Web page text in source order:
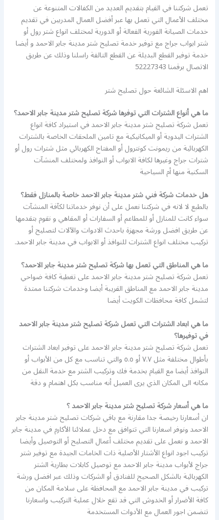
تعمل شركتنا في القيام بتقديم العديد من الكفالات المتنوعة عن
مختلف الأعمال التي تعمل بها عبر أفضل العمال المدربين في تقديم
خدمات الصيانة الفورية الفعالة أو الدورية لمختلف انواع شتر رول أو
شتر ابواب جراج مع توفير خدمة تصليح شتر مدينة جابر الاحمد و أيضا
خدمة توفير القطع البديلة عن القطع التالفة راسلنا وذلك عن طريق
الاتصال برقمنا 52227343
اهم الاسئلة الشائعة حول تصليح شتر
ما هي أنواع الشترات التي توفرها شركة تصليح شتر مدينة جابر الاحمد؟
تعمل شركة تصليح شتر مدينة جابر الاحمد في استيراد كافة انواع
الشترات اليدوية أو الميكانيكية مع تامين الملحقات الخاصة بالشترات
الكهربائية من ريمونت كونترول أو المفتاح الكهربائي مثل شترات رول أو
شترات جراج وغيرها لكافة الابواب أو النوافذ ولمختلف المنشآت
السكنية منها أم السياحية
هل خدمات شركة فني شتر مدينة جابر الاحمد خاصة بالمنازل فقط؟
بالطبع لا لانه في شركتنا نعمل على أن نوفر خدماتنا لكآفة المنشآت
سواء كانت للمنازل أو للمطاعم أو السفارات أو المقاهي و نقوم بتقدمها
عن طريق افضل ورشة مجهزة باحدث الادوات والآلات لتصليح أو
تركيب مختلف انواع الشترات للنوافذ أو الابواب في مدينة جابر الاحمد.
ما هي المناطق التي تعمل بها شركة تصليح شتر مدينة جابر الاحمد؟
تعمل شركة تصليح شتر مدينة جابر الاحمد على تغطية كافة ضواحي
مدينة جابر الاحمد مع المناطق القريبة أيضا وخدمات شركتنا ممتدة
لتشمل كافة محافظات الكويت أيضا
ما هي ابعاد الشترات التي تعمل شركة تصليح شتر مدينة جابر الاحمد
في توفيرها؟
تعمل شركة تصليح شتر مدينة جابر الاحمد على توفير ابعاد الشترات
بأطوال مختلفة مثل ٧.٧ أو ٥.٥ والتي تناسب مع كل من الأبواب أو
النوافذ أيضا مع القيام بخدمة فك وتركيب الشتر مع خدمة النقل من
مكانه الى المكان الذي يرى العميل أنه مناسب بكل اهتمام و دقة
ما هي أسعار شركة تصليح شتر مدينة جابر الاحمد ؟
ان أسعارنا رخيصة جدا مقارنة مع باقي شركات تصليح شتر مدينة جابر
الاحمد ونوفر اسعارنا التي تتوافق مع دخل عملائنا الأكارم في مدينة جابر
الاحمد و نعمل على تقديم مختلف أعمال التصليح أو التوصيل وأيضا
تركيب اجود انواع الأشتار الأصلية ذات الخامات الجيدة مع توفير شتر
جراج لأبواب مدينة جابر الاحمد مع توصيل كابلات بطارية الشتر
الكهربائية بالشكل الصحيح للفنادق أو الشركات وذلك عبر افضل ورشة
تركيب في مدينة جابر الاحمد مع المحافظة على سلامة المكان من
كافة الأضرار أو الخدوش التي قد تقع خلال عملية التركيب واسعارنا
تتضمن اجور العمال مع الأدوات المستخدمة